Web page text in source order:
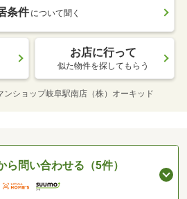
条件 について聞く
お店に行って
似た物件を探してもらう
ンショップ岐阜駅南店（株）オーキッド
ら問い合わせる（5件）